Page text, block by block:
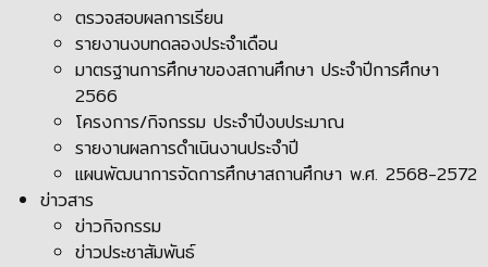
ตรวจสอบผลการเรียน
รายงานงบทดลองประจำเดือน
มาตรฐานการศึกษาของสถานศึกษา ประจำปีการศึกษา
2566
โครงการ/กิจกรรม ประจำปีงบประมาณ
รายงานผลการดำเนินงานประจำปี
แผนพัฒนาการจัดการศึกษาสถานศึกษา พ.ศ. 2568-2572
ข่าวสาร
ข่าวกิจกรรม
ข่าวประชาสัมพันธ์